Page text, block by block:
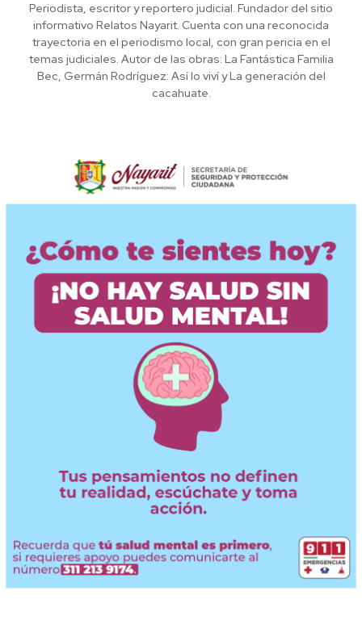
Periodista, escritor y reportero judicial. Fundador del sitio
informativo Relatos Nayarit. Cuenta con una reconocida
trayectoria en el periodismo local, con gran pericia en el
temas judiciales. Autor de las obras: La Fantástica Familia
Bec, Germán Rodríguez: Así lo viví y La generación del
cacahuate.